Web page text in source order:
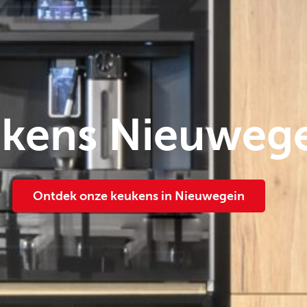
Ontdek onze keukens in Nieuwegein